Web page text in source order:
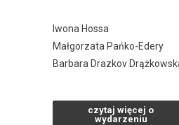
Iwona Hossa
Małgorzata Pańko-Edery
Barbara Drazkov
The Hilgrims
Lombard
czytaj więcej o
wydarzeniu